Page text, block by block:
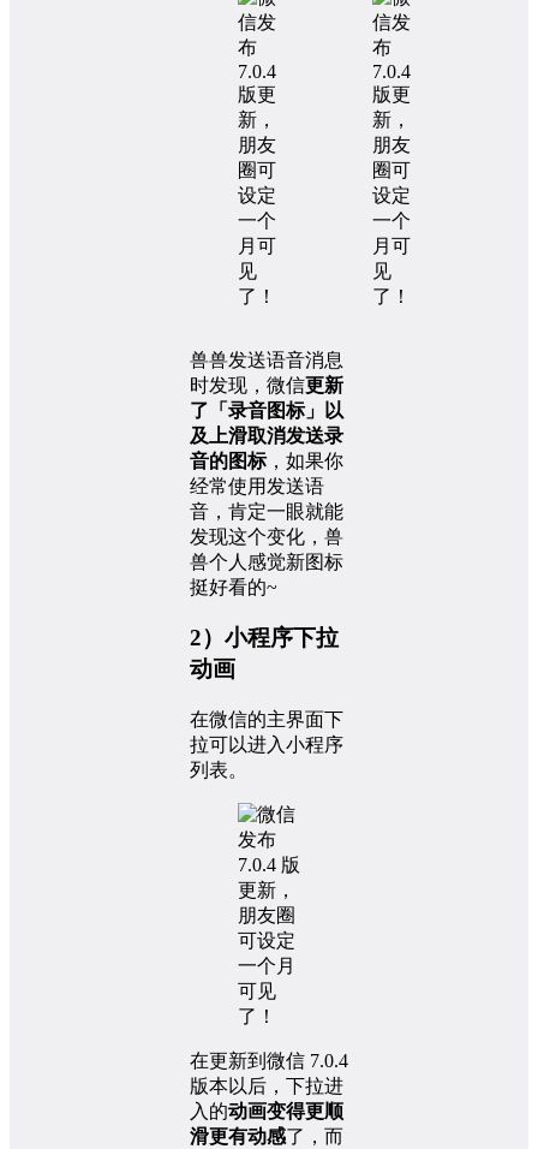
兽兽发送语音消息
时发现，微信更新
了「录音图标」以
及上滑取消发送录
音的图标，如果你
经常使用发送语
音，肯定一眼就能
发现这个变化，兽
兽个人感觉新图标
挺好看的~
2）小程序下拉
动画
在微信的主界面下
拉可以进入小程序
列表。
在更新到微信 7.0.4
版本以后，下拉进
入的动画变得更顺
滑更有动感了，而